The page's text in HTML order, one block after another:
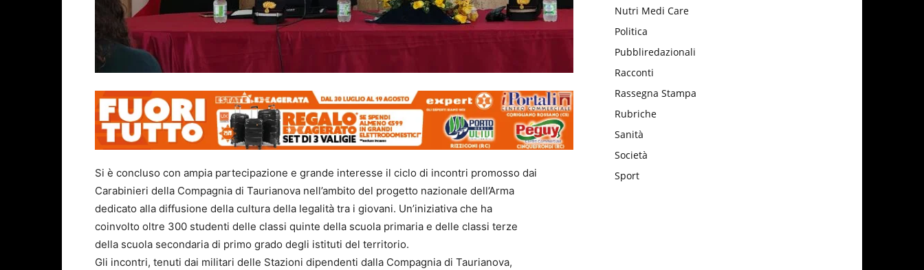
Si è concluso con ampia partecipazione e grande interesse il ciclo di incontri promosso dai
Carabinieri della Compagnia di Taurianova nell’ambito del progetto nazionale dell’Arma
dedicato alla diffusione della cultura della legalità tra i giovani. Un’iniziativa che ha
coinvolto oltre 300 studenti delle classi quinte della scuola primaria e delle classi terze
della scuola secondaria di primo grado degli istituti del territorio.
Gli incontri, tenuti dai militari delle Stazioni dipendenti dalla Compagnia di Taurianova,
Nutri Medi Care
Politica
Pubbliredazionali
Racconti
Rassegna Stampa
Rubriche
Sanità
Società
Sport